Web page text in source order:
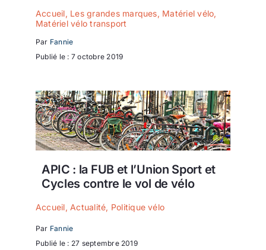
Accueil, Les grandes marques, Matériel vélo,
Matériel vélo transport
Par Fannie
Publié le : 7 octobre 2019
APIC : la FUB et l’Union Sport et
Cycles contre le vol de vélo
Accueil,Actualité, Politique vélo
Par Fannie
Publié le : 27 septembre 2019